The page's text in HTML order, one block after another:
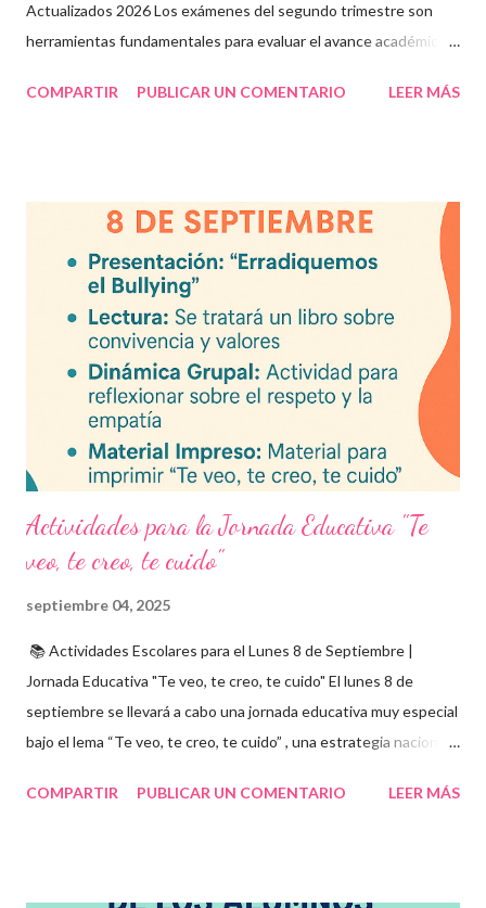
Actualizados 2026 Los exámenes del segundo trimestre son
herramientas fundamentales para evaluar el avance académico
descargable en PDF, diseñado para docentes que buscan
frecuentes Beneficios de utilizar estos exámenes trimestrales
Evaluaciones alineadas al programa oficial. Formato optimizado
para impresión o uso en plataformas educativas. Reactivos que
fortalecen la comprensión y el pensamiento crítico. Ideal para
formación docente y evaluación diagnóstica. Material
descargable PDF editable. Estos exámenes también pueden
integrarse en herramientas digitales pa...
COMPARTIR PUBLICAR UN COMENTARIO LEER MÁS
Actividades para la Jornada Educativa "Te
veo, te creo, te cuido"
septiembre 04, 2025
📚 Actividades Escolares para el Lunes 8 de Septiembre |
Jornada Educativa "Te veo, te creo, te cuido" El lunes 8 de
septiembre se llevará a cabo una jornada educativa muy especial
bajo el lema “Te veo, te creo, te cuido” , una estrategia nacional
infantil , y promover la convivencia escolar armónica . Desde el
COMPARTIR PUBLICAR UN COMENTARIO LEER MÁS